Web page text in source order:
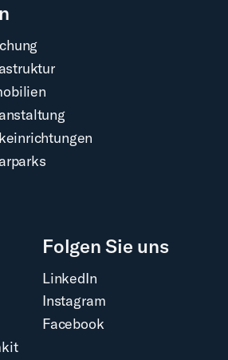
Folgen Sie uns
LinkedIn
Instagram
Facebook